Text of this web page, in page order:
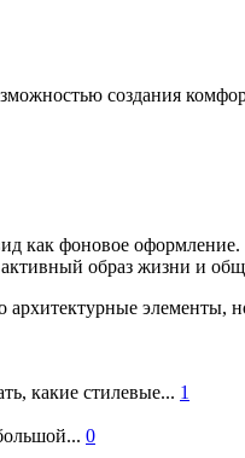
создания
как фоновое оформление.
образ жизни и
архитектурные элементы,
какие стилевые... 1
0